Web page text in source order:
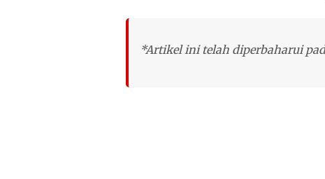
*Artikel ini telah diperbaharui